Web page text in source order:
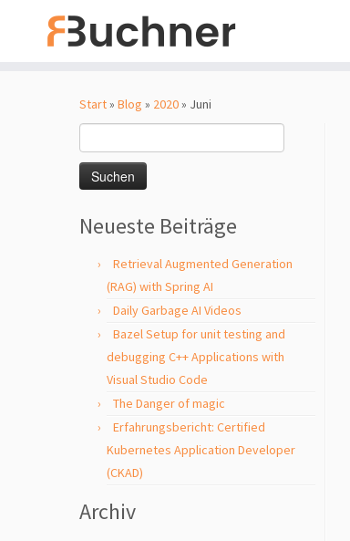
Start» Blog » 2020» Juni
nach:
Neueste Beiträge
Retrieval Augmented Generation
(RAG) with Spring AI
Daily Garbage AI Videos
Bazel Setup for unit testing and
debugging C++ Applications with
Visual Studio Code
The Danger of magic
Erfahrungsbericht: Certified
Kubernetes Application Developer
(CKAD)
Archiv